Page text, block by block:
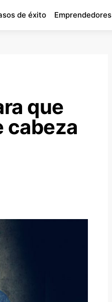
de éxito Emprendedores
que
cabeza